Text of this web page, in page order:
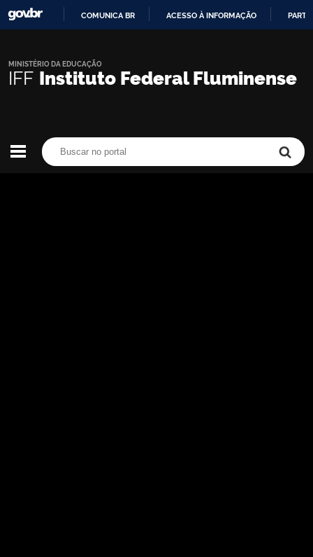
CONTEÚDO
COMUNICA BR ACESSO À INFORMAÇÃO
IFF Instituto Federal Fluminense
MINISTÉRIO DA EDUCAÇÃO